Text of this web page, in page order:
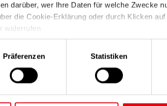
darüber, wer Ihre Daten für welche Zwecke
die Cookie-Erklärung oder durch Klicken
widerrufen
wir auch gerne:
Präferenzen Statistiken